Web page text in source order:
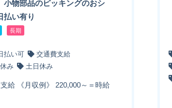
小物部品のピッキングのおシ
払い有り
長期
払い可
交通費支給
み 土日休み
給 《月収例》 220,000～＝時給